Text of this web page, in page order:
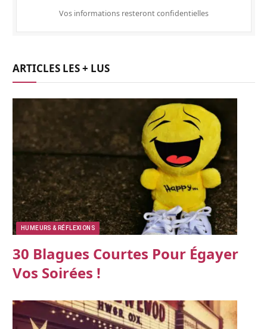
Vos informations resteront confidentielles
ARTICLES LES + LUS
HUMEURS & RÉFLEXIONS
30 Blagues Courtes Pour Égayer
Vos Soirées !